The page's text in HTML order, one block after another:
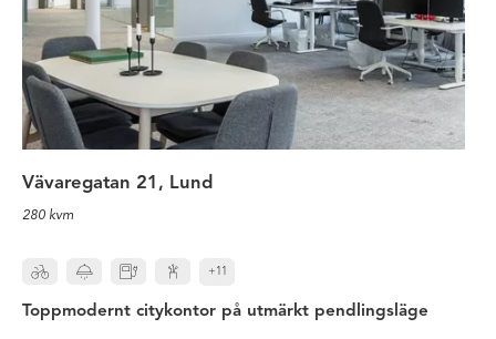
Vävaregatan 21, Lund
280 kvm
+11
Toppmodernt citykontor på utmärkt pendlingsläge